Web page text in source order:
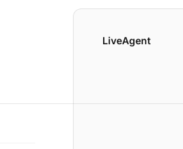
LiveAgent